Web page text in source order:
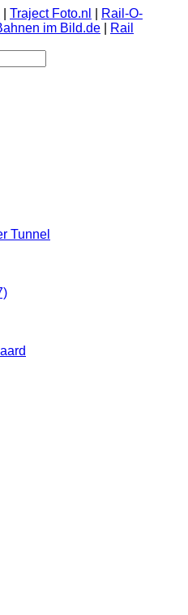
Traject Foto.nl
Rail-O-
im Bild.de
Rail
Tunnel